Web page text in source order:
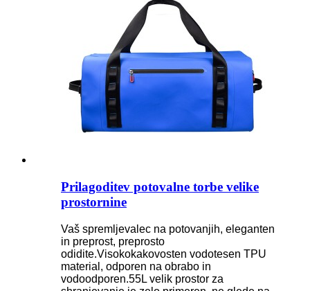
Prilagoditev potovalne torbe velike
prostornine
Vaš spremljevalec na potovanjih, eleganten
in preprost, preprosto
odidite.Visokokakovosten vodotesen TPU
material, odporen na obrabo in
vodoodporen.55L velik prostor za